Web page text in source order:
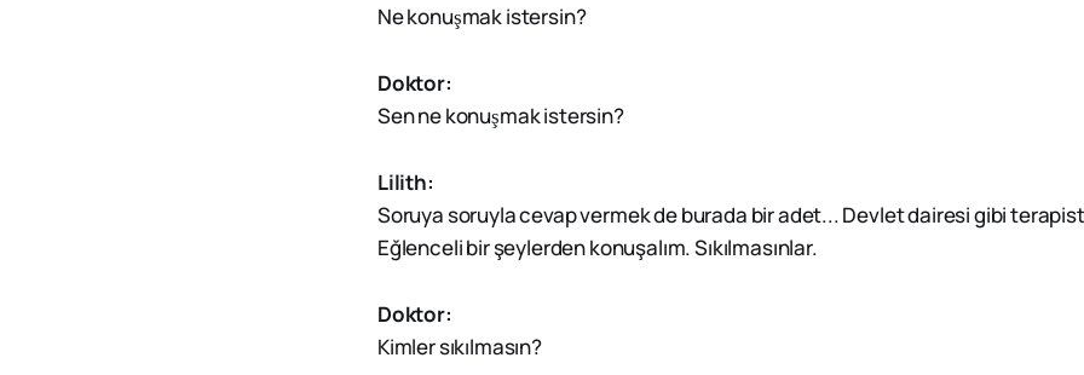
Ne konuşmak istersin?
Doktor:
Sen ne konuşmak istersin?
Lilith:
Soruya soruyla cevap vermek de burada bir adet... Devlet dairesi gibi
Eğlenceli bir şeylerden konuşalım. Sıkılmasınlar.
Doktor:
Kimler sıkılmasın?